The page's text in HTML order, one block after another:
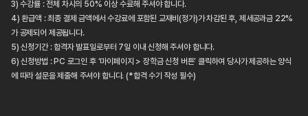
3) 수강률 : 전체 차시의 50% 이상 수료해 주셔야 합니다.
4) 환급액 : 최종 결제 금액에서 수강료에 포함된 교재비(정가)가 차감된 후, 제세공과금 22%
가 공제되어 제공됩니다.
5) 신청기간 : 합격자 발표일로부터 7일 이내 신청해 주셔야 합니다.
6) 신청방법 : PC 로그인 후 ‘마이페이지 > 장학금 신청 버튼’ 클릭하여 당사가 제공하는 양식
에 따라 설문을 제출해 주셔야 합니다. (*합격 수기 작성 필수)